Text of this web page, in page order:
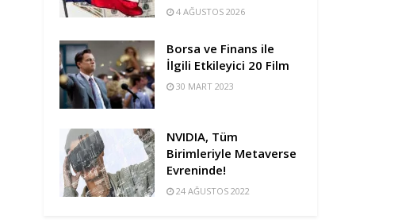
4 AĞUSTOS 2026
Borsa ve Finans ile
İlgili Etkileyici 20 Film
30 MART 2023
NVIDIA, Tüm
Birimleriyle Metaverse
Evreninde!
24 AĞUSTOS 2022